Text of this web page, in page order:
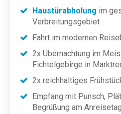
Haustürabholung im
Verbreitungsgebiet
Fahrt im modernen
2x Übernachtung im
Fichtelgebirge in
2x reichhaltiges
Empfang mit Punsch,
Begrüßung am Anreisetag